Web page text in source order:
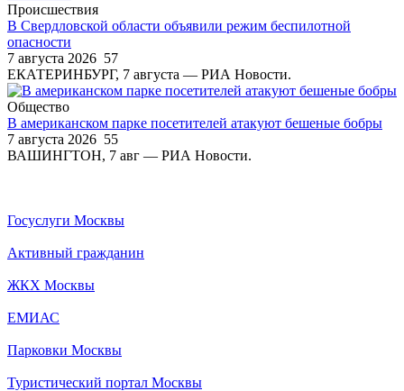
Происшествия
В Свердловской области объявили режим беспилотной
опасности
7 августа 2026 57
ЕКАТЕРИНБУРГ, 7 августа — РИА Новости.
Общество
В американском парке посетителей атакуют бешеные бобры
7 августа 2026 55
ВАШИНГТОН, 7 авг — РИА Новости.
Госуслуги Москвы
Активный гражданин
ЖКХ Москвы
ЕМИАС
Парковки Москвы
Туристический портал Москвы